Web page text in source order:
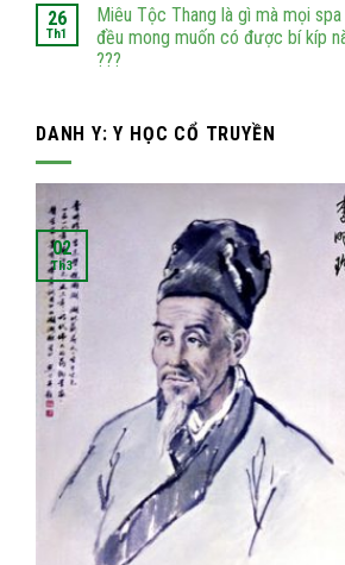
26
Th1
Miêu Tộc Thang là gì mà mọi spa
đều mong muốn có được bí kíp
???
DANH Y: Y HỌC CỔ TRUYỀN
02
Th3